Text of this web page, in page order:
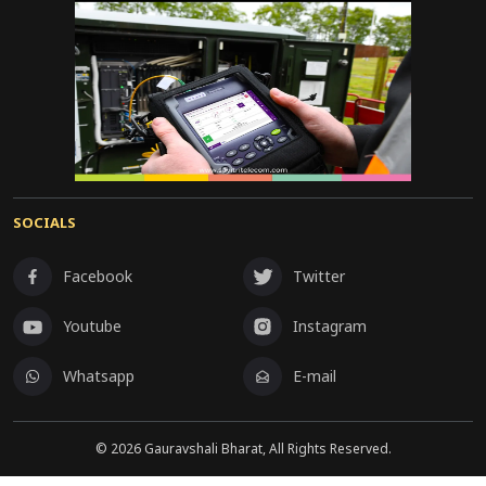
SOCIALS
Facebook Twitter
Youtube Instagram
Whatsapp E-mail
© 2026Gauravshali Bharat, All Rights Reserved.